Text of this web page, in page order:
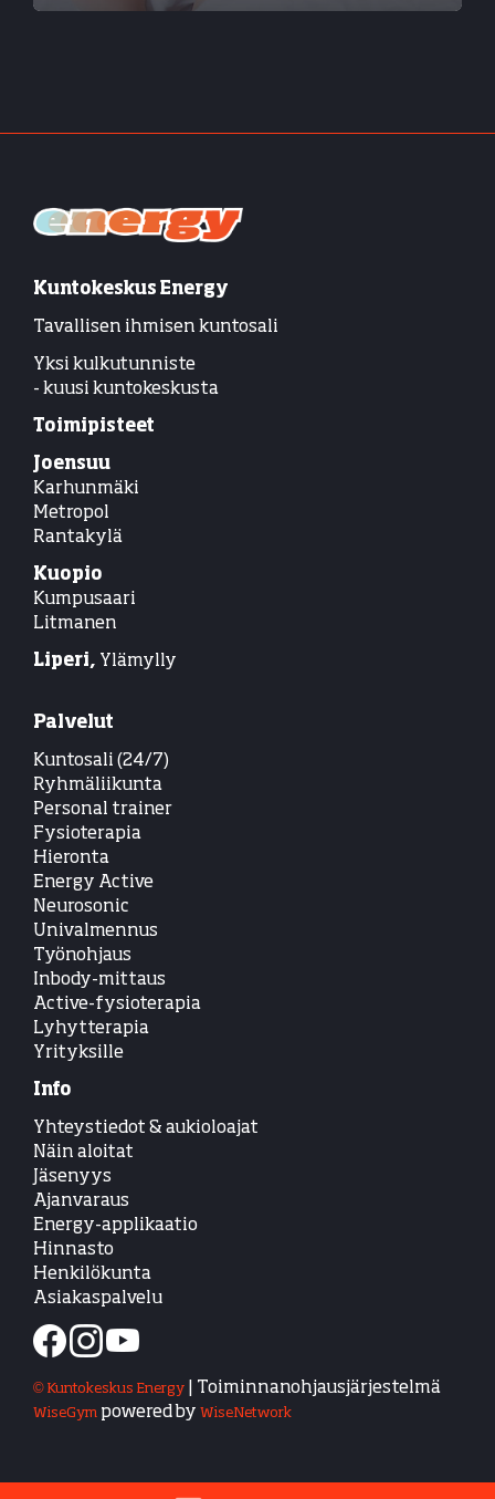
Kuntokeskus Energy
Tavallisen ihmisen kuntosali
Yksi kulkutunniste
- kuusi kuntokeskusta
Toimipisteet
Joensuu
Karhunmäki
Metropol
Rantakylä
Kuopio
Kumpusaari
Litmanen
Liperi, Ylämylly
Palvelut
Kuntosali (24/7)
Ryhmäliikunta
Personal trainer
Fysioterapia
Hieronta
Energy Active
Neurosonic
Univalmennus
Työnohjaus
Inbody-mittaus
Active-fysioterapia
Lyhytterapia
Yrityksille
Info
Yhteystiedot & aukioloajat
Näin aloitat
Jäsenyys
Ajanvaraus
Energy-applikaatio
Hinnasto
Henkilökunta
Asiakaspalvelu
© Kuntokeskus Energy | Toiminnanohjausjärjestelmä
WiseGym powered by WiseNetwork